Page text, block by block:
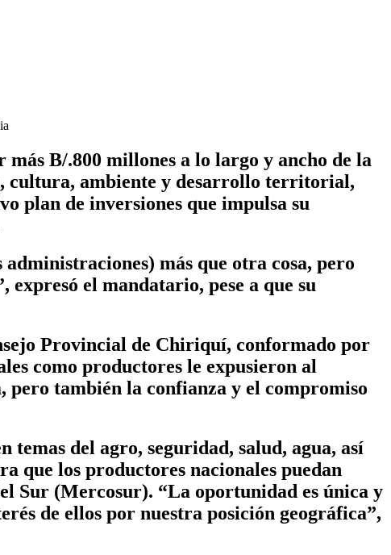
B/.800 millones a lo largo y ancho de la
cultura, ambiente y desarrollo territorial,
plan de inversiones que impulsa su
más que otra cosa, pero
el mandatario, pese a que su
Provincial de Chiriquí, conformado por
como productores le expusieron al
también la confianza y el compromiso
temas del agro, seguridad, salud, agua, así
que los productores nacionales puedan
Sur (Mercosur). “La oportunidad es única y
de ellos por nuestra posición geográfica”,